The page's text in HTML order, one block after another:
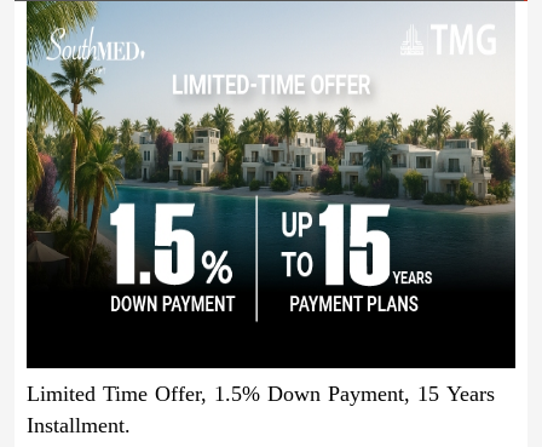
Limited Time Offer, 1.5% Down Payment, 15 Years
Installment.